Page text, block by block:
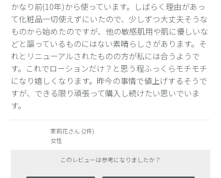
かなり前(10年)から使っています。しばらく理由があっ
て化粧品一切使えずにいたので、少しずつ大丈夫そうな
ものから始めたのですが、他の敏感肌用や肌に優しいな
どと謳っているものにはない素晴らしさがあります。そ
れとリニューアルされたものの方が私には合うようで
す。これでローションだけ？と思う程ふっくらモチモチ
になり嬉しくなります。昨今の事情で値上げするそうで
すが、できる限り頑張って購入し続けたい思いでいま
す。
茉莉花さん (2件)
女性
このレビューは参考になりましたか？